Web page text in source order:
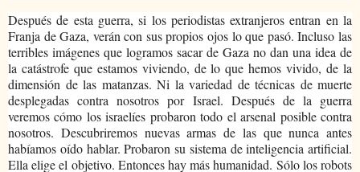
Después de esta guerra, si los periodistas extranjeros entran en la
Franja de Gaza, verán con sus propios ojos lo que pasó. Incluso las
terribles imágenes que logramos sacar de Gaza no dan una idea de
la catástrofe que estamos viviendo, de lo que hemos vivido, de la
dimensión de las matanzas. Ni la variedad de técnicas de muerte
desplegadas contra nosotros por Israel. Después de la guerra
veremos cómo los israelíes probaron todo el arsenal posible contra
nosotros. Descubriremos nuevas armas de las que nunca antes
habíamos oído hablar. Probaron su sistema de inteligencia artificial.
Ella elige el objetivo. Entonces hay más humanidad. Sólo los robots